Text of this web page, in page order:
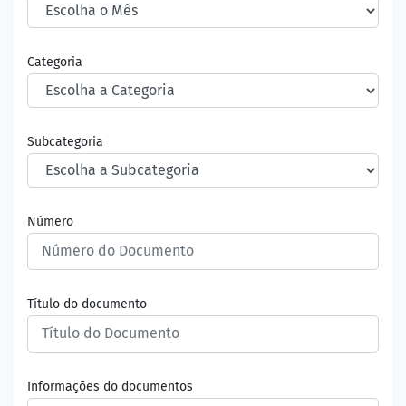
Categoria
Subcategoria
Número
Título do documento
Informações do documentos